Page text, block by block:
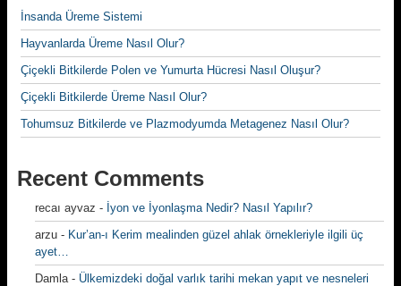
İnsanda Üreme Sistemi
Hayvanlarda Üreme Nasıl Olur?
Çiçekli Bitkilerde Polen ve Yumurta Hücresi Nasıl Oluşur?
Çiçekli Bitkilerde Üreme Nasıl Olur?
Tohumsuz Bitkilerde ve Plazmodyumda Metagenez Nasıl Olur?
Recent Comments
recaı ayvaz - İyon ve İyonlaşma Nedir? Nasıl Yapılır?
arzu - Kur’an-ı Kerim mealinden güzel ahlak örnekleriyle ilgili üç
ayet…
Damla- Ülkemizdeki doğal varlık tarihi mekan yapıt ve nesneleri